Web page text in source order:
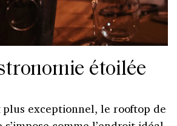
étoilée
exceptionnel, le rooftop de